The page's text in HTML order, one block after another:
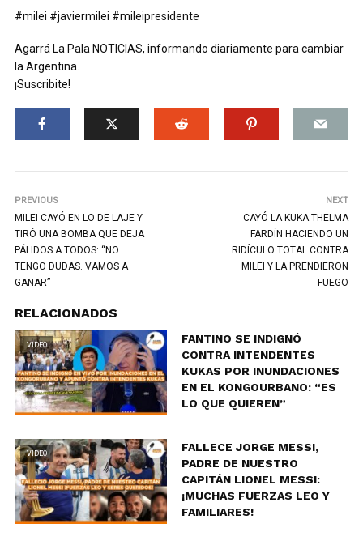
#milei #javiermilei #mileipresidente
Agarrá La Pala NOTICIAS, informando diariamente para cambiar
la Argentina.
¡Suscribite!
PREVIOUS
MILEI CAYÓ EN LO DE LAJE Y
TIRÓ UNA BOMBA QUE DEJA
PÁLIDOS A TODOS: “NO
TENGO DUDAS. VAMOS A
GANAR”
NEXT
CAYÓ LA KUKA THELMA
FARDÍN HACIENDO UN
RIDÍCULO TOTAL CONTRA
MILEI Y LA PRENDIERON
FUEGO
RELACIONADOS
VIDEO
FANTINO SE INDIGNÓ
CONTRA INTENDENTES
KUKAS POR INUNDACIONES
EN EL KONGOURBANO: “ES
LO QUE QUIEREN”
VIDEO
FALLECE JORGE MESSI,
PADRE DE NUESTRO
CAPITÁN LIONEL MESSI:
¡MUCHAS FUERZAS LEO Y
FAMILIARES!